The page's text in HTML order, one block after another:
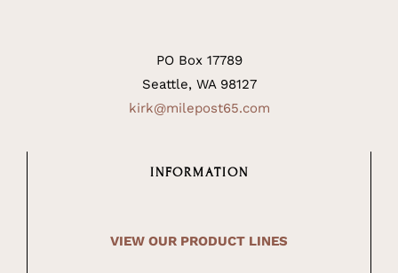
PO Box 17789
Seattle, WA 98127
kirk@milepost65.com
INFORMATION
VIEW OUR PRODUCT LINES